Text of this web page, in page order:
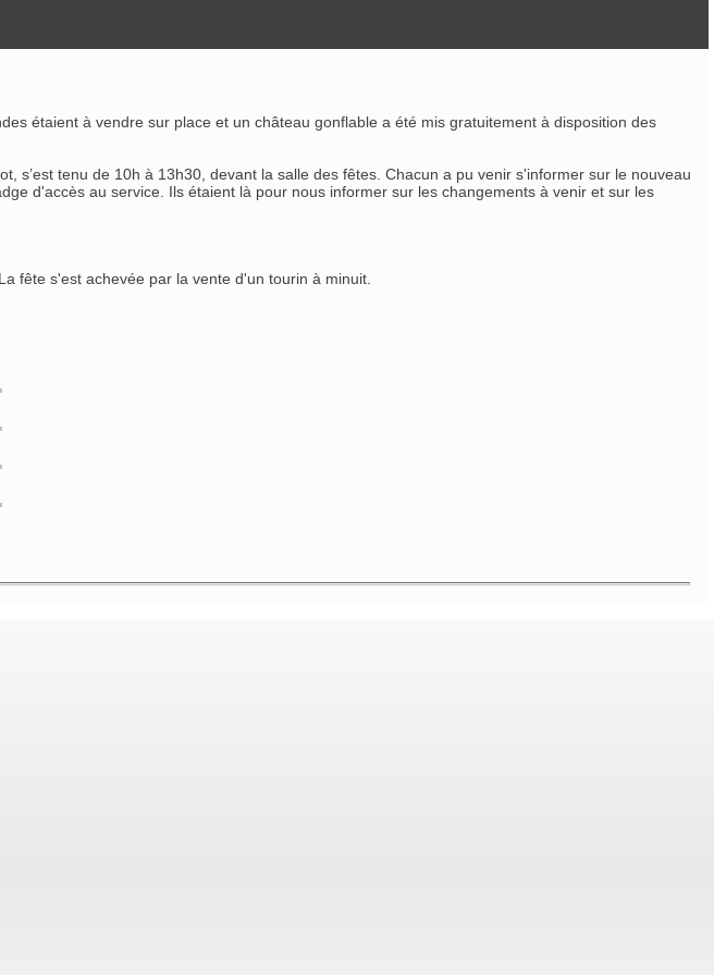
étaient à vendre sur place et un château gonflable a été mis gratuitement à disposition des
s’est tenu de 10h à 13h30, devant la salle des fêtes. Chacun a pu venir s'informer sur le nouveau
d'accès au service. Ils étaient là pour nous informer sur les changements à venir et sur les
fête s'est achevée par la vente d'un tourin à minuit.